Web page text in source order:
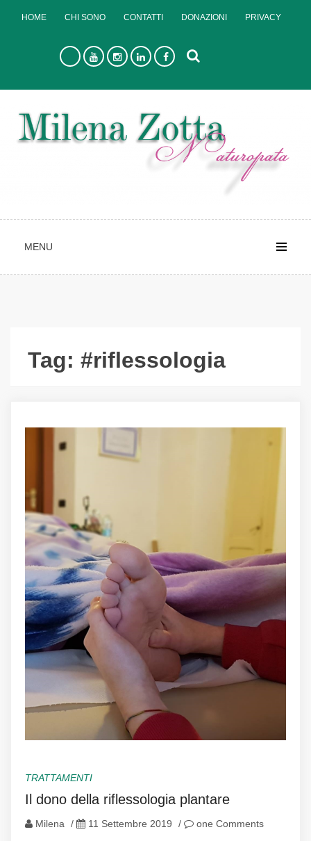
HOME CHI SONO CONTATTI DONAZIONI PRIVACY
MENU
Tag: #riflessologia
TRATTAMENTI
Il dono della riflessologia plantare
Milena / 11 Settembre 2019 / one Comments